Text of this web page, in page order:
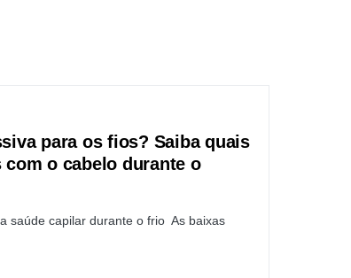
para os fios? Saiba quais
o cabelo durante o
saúde capilar durante o frio As baixas